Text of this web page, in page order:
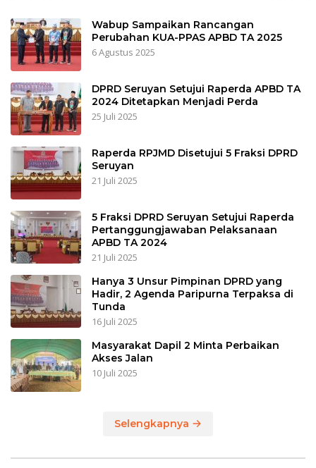
Wabup Sampaikan Rancangan
Perubahan KUA-PPAS APBD TA 2025
6 Agustus 2025
DPRD Seruyan Setujui Raperda APBD TA
2024 Ditetapkan Menjadi Perda
25 Juli 2025
Raperda RPJMD Disetujui 5 Fraksi DPRD
Seruyan
21 Juli 2025
5 Fraksi DPRD Seruyan Setujui Raperda
Pertanggungjawaban Pelaksanaan
APBD TA 2024
21 Juli 2025
Hanya 3 Unsur Pimpinan DPRD yang
Hadir, 2 Agenda Paripurna Terpaksa di
Tunda
16 Juli 2025
Masyarakat Dapil 2 Minta Perbaikan
Akses Jalan
10 Juli 2025
Selengkapnya